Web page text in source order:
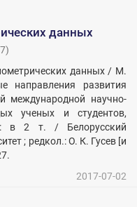
данных
)
данных / М.
развития
международной научно-
ученых и студентов,
в 2 т. / Белорусский
; редкол.: О. К. Гусев [и
2017-07-02